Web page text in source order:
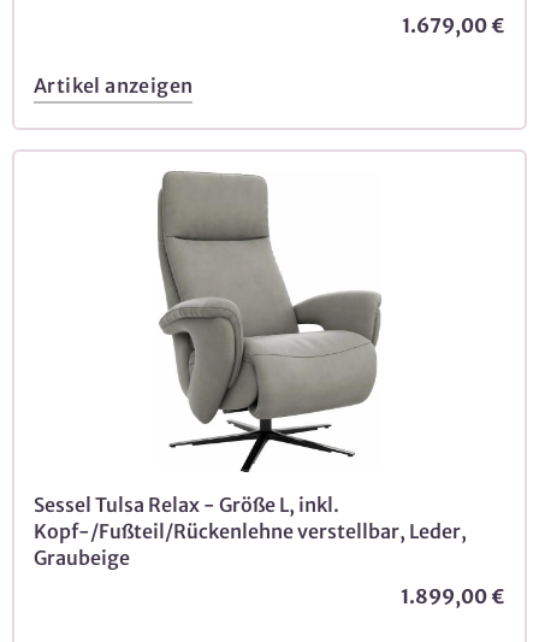
1.679,00 €
Artikel anzeigen
Sessel Tulsa Relax - Größe L, inkl.
Kopf-/Fußteil/Rückenlehne verstellbar, Leder,
Graubeige
1.899,00 €